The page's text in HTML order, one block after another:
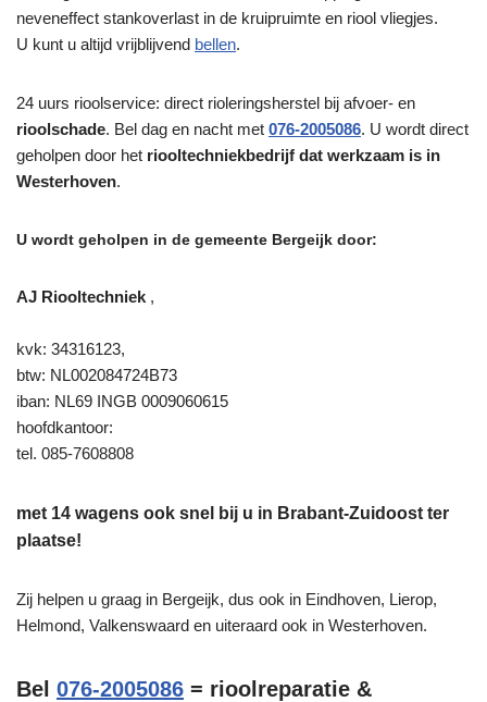
neveneffect stankoverlast in de kruipruimte en riool vliegjes.
U kunt u altijd vrijblijvend bellen.
24 uurs rioolservice: direct rioleringsherstel bij afvoer- en
rioolschade. Bel dag en nacht met 076-2005086. U wordt direct
geholpen door het riooltechniekbedrijf dat werkzaam is in
Westerhoven.
U wordt geholpen in de gemeente Bergeijk door:
AJ Riooltechniek ,
kvk: 34316123,
btw: NL002084724B73
iban: NL69 INGB 0009060615
hoofdkantoor:
tel. 085-7608808
met 14 wagens ook snel bij u in Brabant-Zuidoost ter
plaatse!
Zij helpen u graag in Bergeijk, dus ook in Eindhoven, Lierop,
Helmond, Valkenswaard en uiteraard ook in Westerhoven.
Bel 076-2005086 = rioolreparatie &